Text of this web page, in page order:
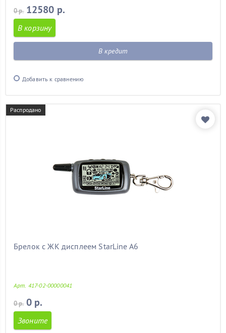
0 р. 12580 р.
В корзину
В кредит
Добавить к сравнению
Распродано
Брелок с ЖК дисплеем StarLine A6
Арт. 417-02-00000041
0 р. 0 р.
Звоните